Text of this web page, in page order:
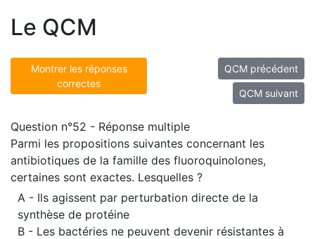
Le QCM
Montrer les réponses
correctes
QCM précédent
QCM suivant
Question n°52 - Réponse multiple
Parmi les propositions suivantes concernant les
antibiotiques de la famille des fluoroquinolones,
certaines sont exactes. Lesquelles ?
A - Ils agissent par perturbation directe de la
synthèse de protéine
B - Les bactéries ne peuvent devenir résistantes à